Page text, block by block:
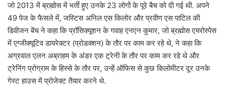
जो 2013 में ब्रह्मोस में भर्ती हुए उनके 23 लोगों के पूरे बैच को दी गई थी. अपने
49 पेज के फैसले में, जस्टिस अनिल एस किलोर और प्रवीण एस पाटिल की
डिवीजन बेंच ने कहा कि प्रॉसिक्यूशन के गवाह एनएन कुमार, जो ब्रह्मोस एयरोस्पेस
में एग्जीक्यूटिव डायरेक्टर (प्रोडक्शन) के तौर पर काम कर रहे थे, ने कहा कि
अग्रवाल एलन अब्राहम के अंडर एक ट्रेनी के तौर पर काम कर रहे थे और
ट्रेनिंग प्रोग्राम के हिस्से के तौर पर, उन्हें ऑफिस से कुछ किलोमीटर दूर उनके
गेस्ट हाउस में प्रोजेक्ट तैयार करने थे.